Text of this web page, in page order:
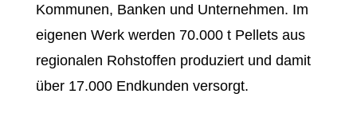
Kommunen, Banken und Unternehmen. Im
eigenen Werk werden 70.000 t Pellets aus
regionalen Rohstoffen produziert und damit
über 17.000 Endkunden versorgt.